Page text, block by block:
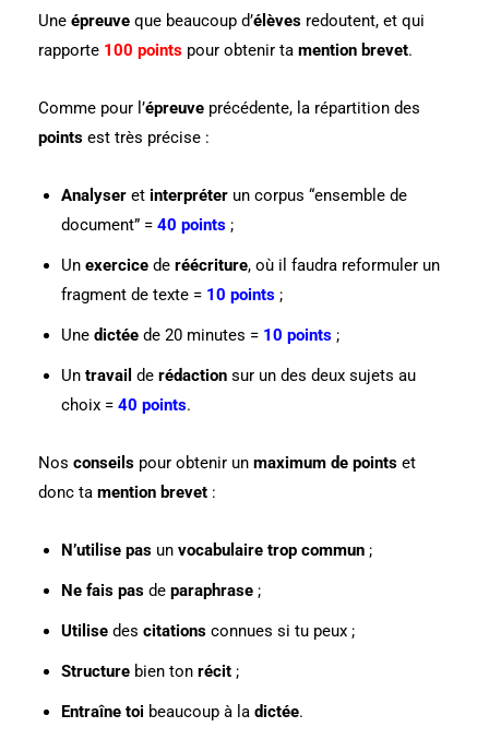
Une épreuve que beaucoup d’élèves redoutent, et qui
rapporte 100 points pour obtenir ta mention brevet.
Comme pour l’épreuve précédente, la répartition des
points est très précise :
Analyser et interpréter un corpus “ensemble de
document” = 40 points ;
Un exercice de réécriture, où il faudra reformuler un
fragment de texte = 10 points ;
Une dictée de 20 minutes = 10 points ;
Un travail de rédaction sur un des deux sujets au
choix = 40 points.
Nos conseils pour obtenir un maximum de points et
donc ta mention brevet :
N’utilise pas un vocabulaire trop commun ;
Ne fais pas de paraphrase ;
Utilise des citations connues si tu peux ;
Structure bien ton récit ;
Entraîne toi beaucoup à la dictée.